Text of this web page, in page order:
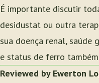
É importante discutir
desidustat ou outra
sua doença renal, saúde
e status de ferro
Reviewed by Ewerton